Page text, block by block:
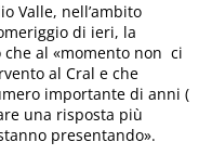
Valle, nell’ambito
di ieri, la
al «momento non ci
al Cral e che
importante di anni (
una risposta più
presentando».